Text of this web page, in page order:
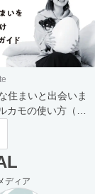
住まいと出会いま
カモの使い方（買
ディア